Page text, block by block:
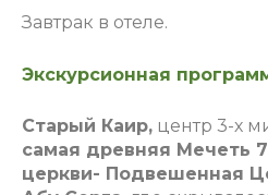
Завтрак в отеле.
Экскурсионная
Старый Каир, центр 3-х
самая древняя Мечеть
церкви- Подвешенная